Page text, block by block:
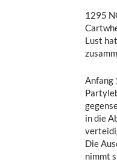
1295
Lust
Anfang
in die
Die
nimmt